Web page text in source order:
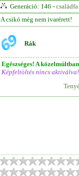
Generáció: 146 - családfa
A csikó még nem ivarérett!
Rák
Egészséges! A
Képfeltöltés nincs aktiválva!